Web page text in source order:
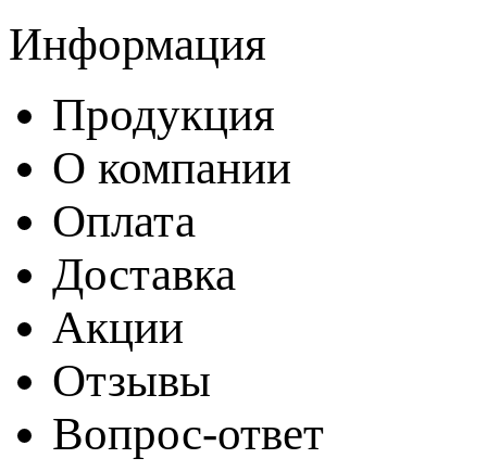
Информация
Продукция
О компании
Оплата
Доставка
Акции
Отзывы
Вопрос-ответ